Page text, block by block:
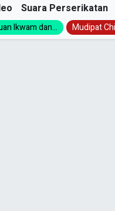
Suara Perserikatan
Ikwam dan... Mudipat